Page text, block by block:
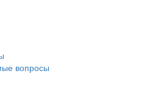
вопросы